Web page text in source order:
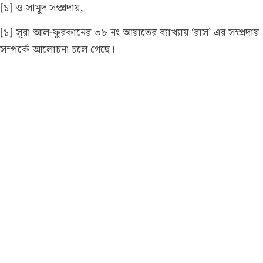
[১] ও সামূদ সম্প্রদায়,
[১] সূরা আল-ফুরকানের ৩৮ নং আয়াতের ব্যাখ্যায় ‘রাস’ এর সম্প্রদায়
সম্পর্কে আলোচনা চলে গেছে।